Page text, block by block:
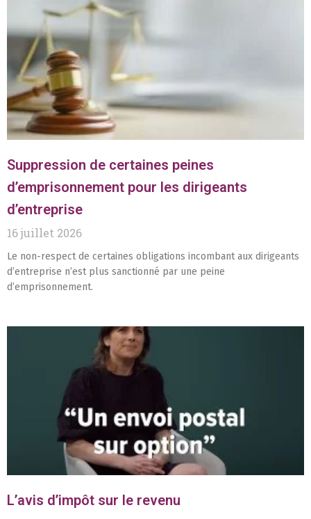
Suppression de certaines peines
d’emprisonnement pour les dirigeants
d’entreprise
16 juillet 2026
Le non-respect de certaines obligations incombant aux dirigeants
d’entreprise n’est plus sanctionné par une peine
d’emprisonnement.
L’avis d’impôt sur le revenu